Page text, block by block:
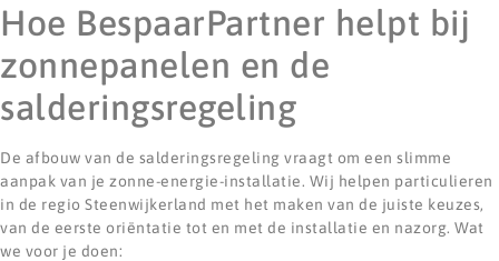
Hoe BespaarPartner helpt bij
zonnepanelen en de
salderingsregeling
De afbouw van de salderingsregeling vraagt om een slimme
aanpak van je zonne-energie-installatie. Wij helpen particulieren
in de regio Steenwijkerland met het maken van de juiste keuzes,
van de eerste oriëntatie tot en met de installatie en nazorg. Wat
we voor je doen: